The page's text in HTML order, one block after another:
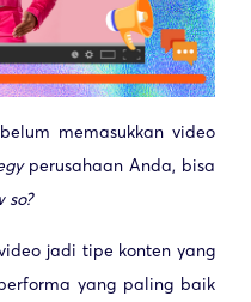
memasukkan video
perusahaan Anda, bisa
so?
jadi tipe konten yang
yang paling baik